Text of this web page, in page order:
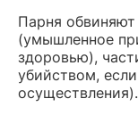
Парня обвиняют
(умышленное
здоровью),
убийством,
осуществления).